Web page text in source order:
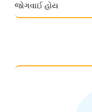
જોગવાઈ હોય